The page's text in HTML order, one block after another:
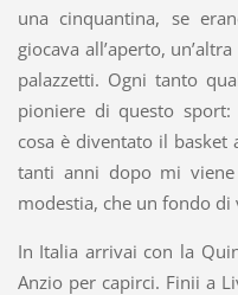
una cinquantina, se
giocava all’aperto,
palazzetti. Ogni tanto
pioniere di questo
cosa è diventato il
tanti anni dopo mi
modestia, che un fondo di
In Italia arrivai con la
Anzio per capirci. Finii a